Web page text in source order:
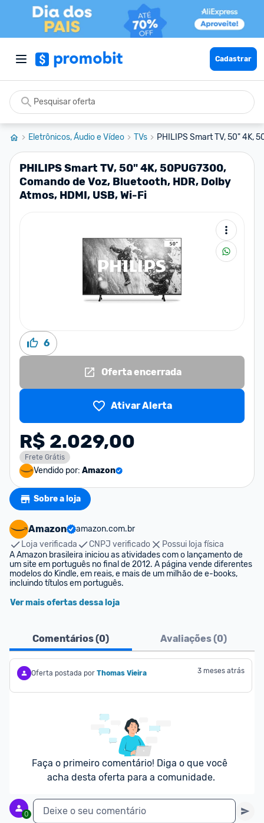
Cadastrar
Eletrônicos, Áudio e Vídeo TVs PHILIPS Smart TV, 50" 4K,
PHILIPS Smart TV, 50" 4K, 50PUG7300,
Comando de Voz, Bluetooth, HDR, Dolby
Atmos, HDMI, USB, Wi-Fi
6
Oferta encerrada
Ativar Alerta
R$ 2.029,00
Frete Grátis
Vendido por: Amazon
Sobre a loja
Amazon
amazon.com.br
Loja verificada
CNPJ verificado
Possui loja física
A Amazon brasileira iniciou as atividades com o lançamento de
um site em português no final de 2012. A página vende diferentes
modelos do Kindle, em reais, e mais de um milhão de e-books,
incluindo títulos em português.
Ver mais ofertas dessa loja
Comentários (0) Avaliações (0)
Oferta postada por Thomas Vieira 3 meses atrás
Faça o primeiro comentário! Diga o que você
acha desta oferta para a comunidade.
0 Deixe o seu comentário